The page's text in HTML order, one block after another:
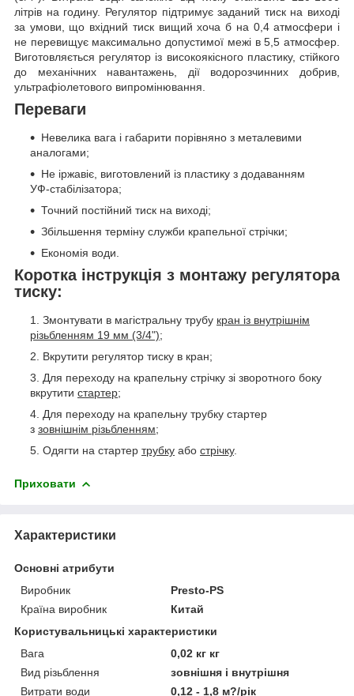
літрів на годину. Регулятор підтримує заданий тиск на виході
за умови, що вхідний тиск вищий хоча б на 0,4 атмосфери і
не перевищує максимально допустимої межі в 5,5 атмосфер.
Виготовляється регулятор із високоякісного пластику, стійкого
до механічних навантажень, дії водорозчинних добрив,
ультрафіолетового випромінювання.
Переваги
Невелика вага і габарити порівняно з металевими
аналогами;
Не іржавіє, виготовлений із пластику з додаванням
УФ-стабілізатора;
Точний постійний тиск на виході;
Збільшення терміну служби крапельної стрічки;
Економія води.
Коротка інструкція з монтажу регулятора
тиску:
Змонтувати в магістральну трубу кран із внутрішнім
різьбленням 19 мм (3/4");
Вкрутити регулятор тиску в кран;
Для переходу на крапельну стрічку зі зворотного боку
вкрутити стартер;
Для переходу на крапельну трубку стартер
з зовнішнім різьбленням;
Одягти на стартер трубку або стрічку.
Приховати
Характеристики
Основні атрибути
Виробник
Presto-PS
Країна виробник
Китай
Користувальницькі характеристики
Вага
0,02 кг кг
Вид різьблення
зовнішня і внутрішня
Витрати води
0,12 - 1,8 м?/рік